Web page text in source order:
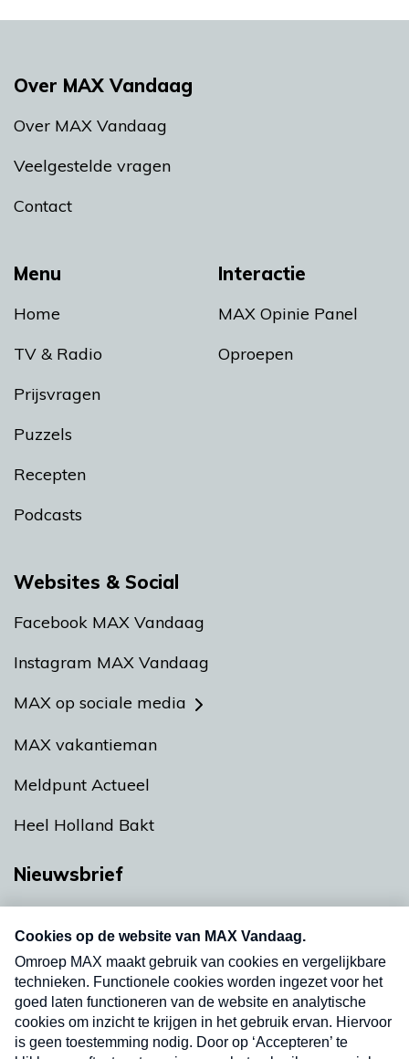
Menu
Home
TV & Radio
Prijsvragen
Puzzels
Recepten
Podcasts
Interactie
MAX Opinie Panel
Oproepen
Over MAX Vandaag
Over MAX Vandaag
Veelgestelde vragen
Contact
Websites & Social
Facebook MAX Vandaag
Instagram MAX Vandaag
MAX op sociale media
MAX vakantieman
Meldpunt Actueel
Heel Holland Bakt
Nieuwsbrief
nieuwsbrief. Elke vrijdag- en dinsdagochtend in
uw mailbox.
Verzend